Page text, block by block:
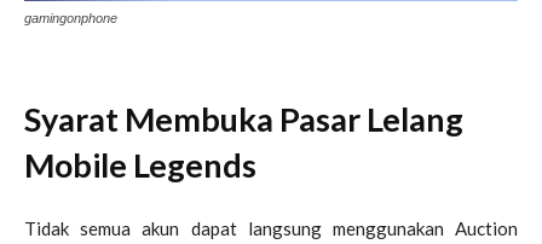
gamingonphone
Syarat Membuka Pasar Lelang
Mobile Legends
Tidak semua akun dapat langsung menggunakan Auction